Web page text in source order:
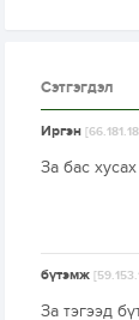
Сэтгэгдэл
Иргэн
За бас
бүтэмж
За тэгээд